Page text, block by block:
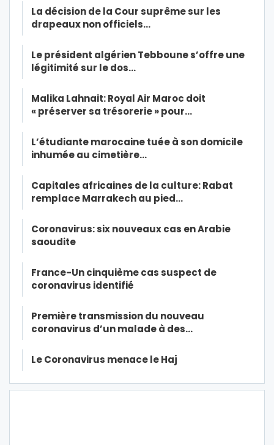
La décision de la Cour suprême sur les
drapeaux non officiels…
Le président algérien Tebboune s’offre une
légitimité sur le dos…
Malika Lahnait: Royal Air Maroc doit
« préserver sa trésorerie » pour…
L’étudiante marocaine tuée à son domicile
inhumée au cimetière…
Capitales africaines de la culture: Rabat
remplace Marrakech au pied…
Coronavirus: six nouveaux cas en Arabie
saoudite
France-Un cinquième cas suspect de
coronavirus identifié
Première transmission du nouveau
coronavirus d’un malade à des…
Le Coronavirus menace le Haj